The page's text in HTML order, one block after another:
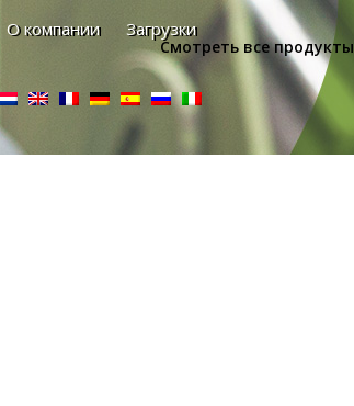
О компании Загрузки
Смотреть все продукты